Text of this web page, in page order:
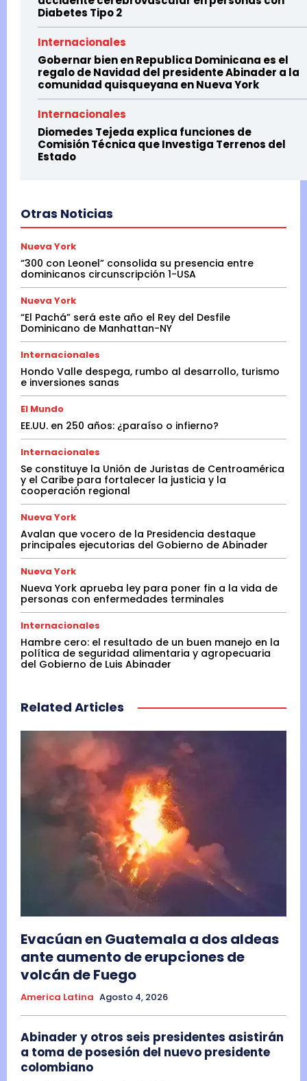
Diabetes Tipo 2
Internacionales
Gobernar bien en Republica Dominicana es el
regalo de Navidad del presidente Abinader a la
comunidad quisqueyana en Nueva York
Internacionales
Diomedes Tejeda explica funciones de
Comisión Técnica que Investiga Terrenos del
Estado
Otras Noticias
Nueva York
“300 con Leonel” consolida su presencia entre
dominicanos circunscripción 1-USA
Nueva York
“El Pachá” será este año el Rey del Desfile
Dominicano de Manhattan-NY
Internacionales
Hondo Valle despega, rumbo al desarrollo, turismo
e inversiones sanas
El Mundo
EE.UU. en 250 años: ¿paraíso o infierno?
Internacionales
Se constituye la Unión de Juristas de Centroamérica
y el Caribe para fortalecer la justicia y la
cooperación regional
Nueva York
Avalan que vocero de la Presidencia destaque
principales ejecutorias del Gobierno de Abinader
Nueva York
Nueva York aprueba ley para poner fin a la vida de
personas con enfermedades terminales
Internacionales
Hambre cero: el resultado de un buen manejo en la
política de seguridad alimentaria y agropecuaria
del Gobierno de Luis Abinader
Related Articles
Evacúan en Guatemala a dos aldeas
ante aumento de erupciones de
volcán de Fuego
America Latina Agosto 4, 2026
Abinader y otros seis presidentes asistirán
a toma de posesión del nuevo presidente
colombiano